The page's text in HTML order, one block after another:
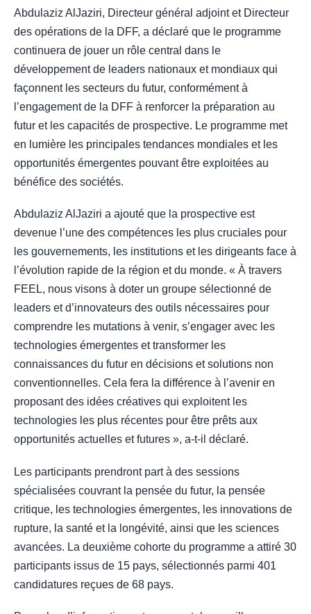
Abdulaziz AlJaziri, Directeur général adjoint et Directeur
des opérations de la DFF, a déclaré que le programme
continuera de jouer un rôle central dans le
développement de leaders nationaux et mondiaux qui
façonnent les secteurs du futur, conformément à
l’engagement de la DFF à renforcer la préparation au
futur et les capacités de prospective. Le programme met
en lumière les principales tendances mondiales et les
opportunités émergentes pouvant être exploitées au
bénéfice des sociétés.
Abdulaziz AlJaziri a ajouté que la prospective est
devenue l’une des compétences les plus cruciales pour
les gouvernements, les institutions et les dirigeants face à
l’évolution rapide de la région et du monde. « À travers
FEEL, nous visons à doter un groupe sélectionné de
leaders et d’innovateurs des outils nécessaires pour
comprendre les mutations à venir, s’engager avec les
technologies émergentes et transformer les
connaissances du futur en décisions et solutions non
conventionnelles. Cela fera la différence à l’avenir en
proposant des idées créatives qui exploitent les
technologies les plus récentes pour être prêts aux
opportunités actuelles et futures », a-t-il déclaré.
Les participants prendront part à des sessions
spécialisées couvrant la pensée du futur, la pensée
critique, les technologies émergentes, les innovations de
rupture, la santé et la longévité, ainsi que les sciences
avancées. La deuxième cohorte du programme a attiré 30
participants issus de 15 pays, sélectionnés parmi 401
candidatures reçues de 68 pays.